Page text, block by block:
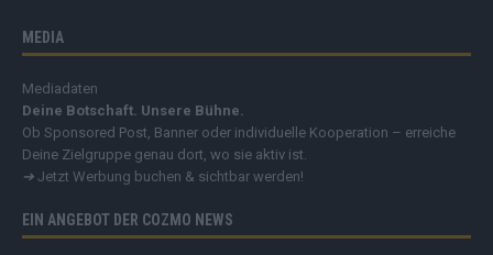
MEDIA
Mediadaten
Deine Botschaft. Unsere Bühne.
Ob Sponsored Post, Banner oder individuelle Kooperation – erreiche
Deine Zielgruppe genau dort, wo sie aktiv ist.
➔ Jetzt Werbung buchen & sichtbar werden!
EIN ANGEBOT DER COZMO NEWS